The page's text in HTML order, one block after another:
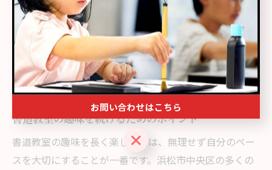
払い制などもチェックポイントです。
例えば、正座が苦手な方や小さなお子様連れでも通いや
すい教室であれば、家族みんなで安心して通うことがで
きます。自分の目的や趣味志向に合うかを体験レッスン
で感じてみるのがおすすめです。
書道教室の趣味を続けるためのポイント
書道教室の趣味を長く楽しむには、無理せず自分のペー
スを大切にすることが一番です。浜松市中央区の多くの
お問い合わせはこちら
お問い合わせはこちら